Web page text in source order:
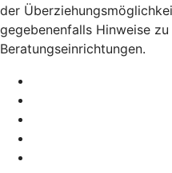
der
gegebenenfalls Hinweise
Beratungseinrichtungen.